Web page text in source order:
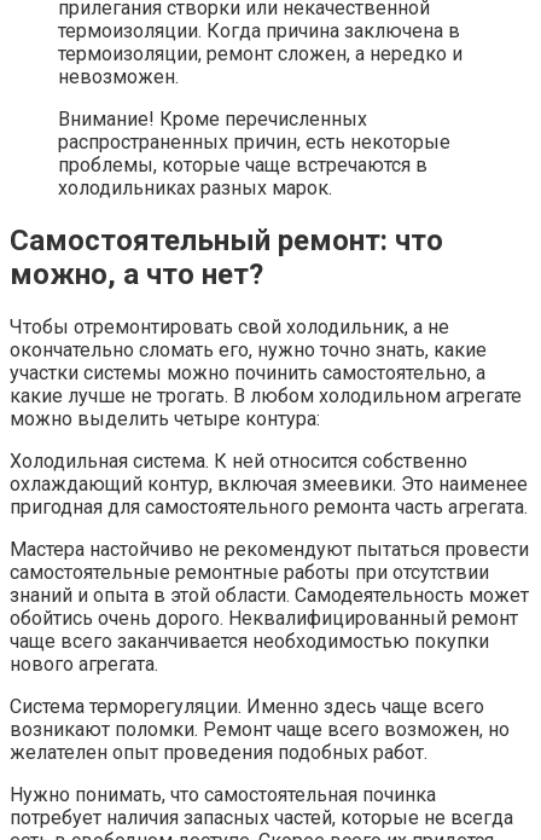
прилегания створки или некачественной
термоизоляции. Когда причина заключена в
термоизоляции, ремонт сложен, а нередко и
невозможен.
Внимание! Кроме перечисленных
распространенных причин, есть некоторые
проблемы, которые чаще встречаются в
холодильниках разных марок.
Самостоятельный ремонт: что
можно, а что нет?
Чтобы отремонтировать свой холодильник, а не
окончательно сломать его, нужно точно знать, какие
участки системы можно починить самостоятельно, а
какие лучше не трогать. В любом холодильном агрегате
можно выделить четыре контура:
Холодильная система. К ней относится собственно
охлаждающий контур, включая змеевики. Это наименее
пригодная для самостоятельного ремонта часть агрегата.
Мастера настойчиво не рекомендуют пытаться провести
самостоятельные ремонтные работы при отсутствии
знаний и опыта в этой области. Самодеятельность может
обойтись очень дорого. Неквалифицированный ремонт
чаще всего заканчивается необходимостью покупки
нового агрегата.
Система терморегуляции. Именно здесь чаще всего
возникают поломки. Ремонт чаще всего возможен, но
желателен опыт проведения подобных работ.
Нужно понимать, что самостоятельная починка
потребует наличия запасных частей, которые не всегда